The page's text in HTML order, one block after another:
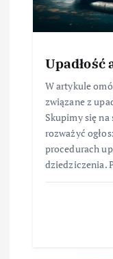
Upadłość
W artykule
związane z
Skupimy się
rozważyć
procedurach
dziedziczenia.